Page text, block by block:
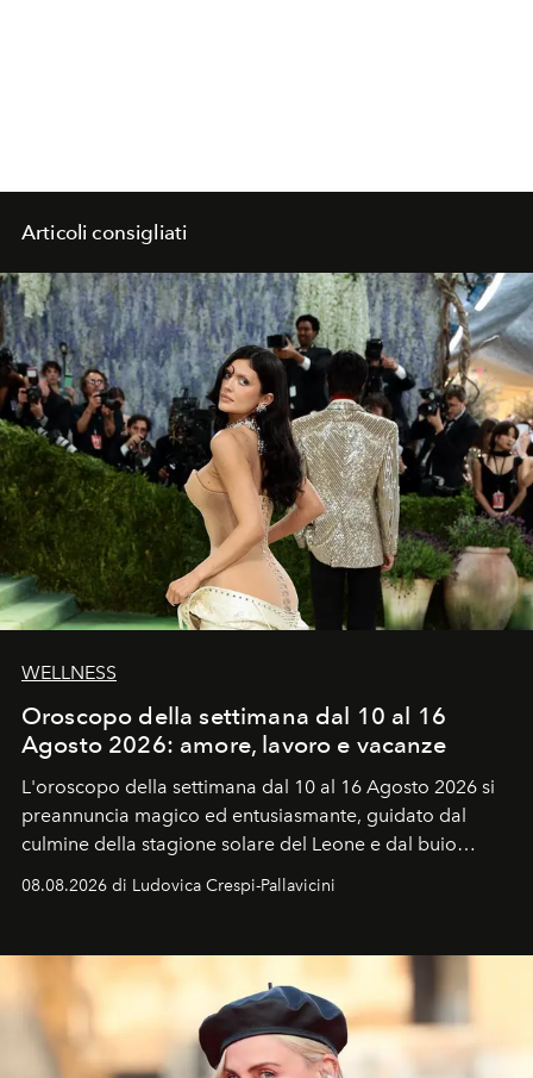
Articoli consigliati
WELLNESS
Oroscopo della settimana dal 10 al 16
Agosto 2026: amore, lavoro e vacanze
L'oroscopo della settimana dal 10 al 16 Agosto 2026 si
preannuncia magico ed entusiasmante, guidato dal
culmine della stagione solare del Leone e dal buio
favorevole della Luna nuova in Leone del 12 agosto,
ideale per la notte delle Perseidi.
08.08.2026 di Ludovica Crespi-Pallavicini